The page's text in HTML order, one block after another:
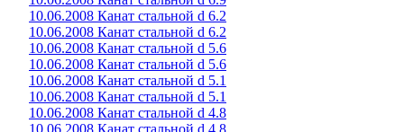
10.06.2008 Канат стальной d 6.2
10.06.2008 Канат стальной d 6.2
10.06.2008 Канат стальной d 5.6
10.06.2008 Канат стальной d 5.6
10.06.2008 Канат стальной d 5.1
10.06.2008 Канат стальной d 5.1
10.06.2008 Канат стальной d 4.8
10.06.2008 Канат стальной d 4.8